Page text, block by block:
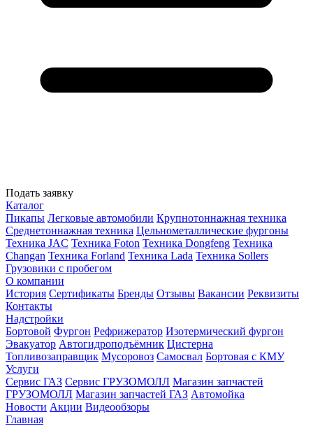
Подать заявку
Каталог
Пикапы Легковые автомобили Крупнотоннажная техника
Среднетоннажная техника Цельнометаллические фургоны
Техника JAC Техника Foton Техника Dongfeng Техника
Changan Техника Forland Техника Lada Техника Sollers
Грузовики с пробегом
О компании
История Сертификаты Бренды Отзывы Вакансии Реквизиты
Контакты
Надстройки
Бортовой Фургон Рефрижератор Изотермический фургон
Эвакуатор Автогидроподъёмник Цистерна
Топливозаправщик Мусоровоз Самосвал Бортовая с КМУ
Услуги
Сервис ГАЗ Сервис ГРУЗОМОЛЛ Магазин запчастей
ГРУЗОМОЛЛ Магазин запчастей ГАЗ Автомойка
Новости Акции Видеообзоры
Главная